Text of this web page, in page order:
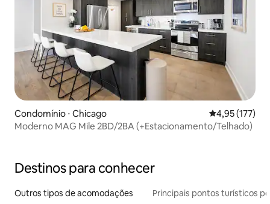
Condomínio ⋅ Chicago 4,95 de uma
4,95 (177)
Moderno MAG Mile 2BD/2BA (+Estacionamento/Telhado)
Destinos para conhecer
Outros tipos de acomodações Principais pontos turísticos